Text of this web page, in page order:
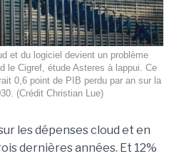
et du logiciel devient un problème
le Cigref, étude Asteres à lappui. Ce
0,6 point de PIB perdu par an sur la
(Crédit Christian Lue)
les dépenses cloud et en
dernières années. Et 12%